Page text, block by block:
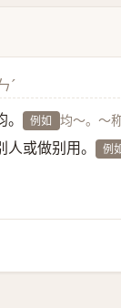
ˊ
例如 均～。～
或做别用。 例